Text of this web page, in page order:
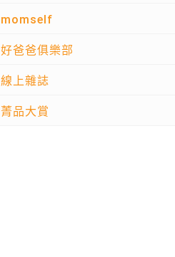
momself
好爸爸俱樂部
線上雜誌
菁品大賞